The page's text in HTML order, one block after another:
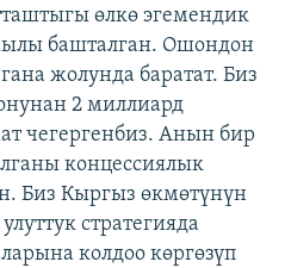
өлкө эгемендик
башталган. Ошондон
жолунда баратат. Биз
2 миллиард
чегергенбиз. Анын бир
концессиялык
Биз Кыргыз өкмөтүнүн
стратегияда
колдоо көргөзүп